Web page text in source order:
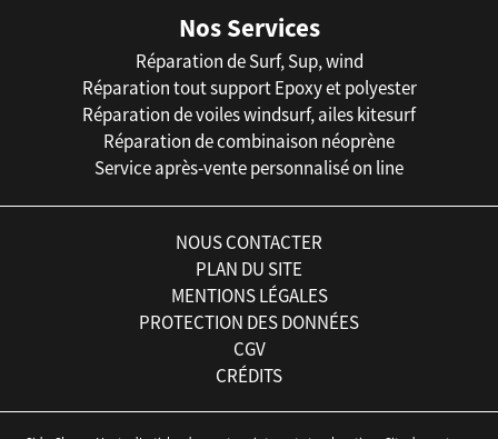
Nos Services
Réparation de Surf, Sup, wind
Réparation tout support Epoxy et polyester
Réparation de voiles windsurf, ailes kitesurf
Réparation de combinaison néoprène
Service après-vente personnalisé on line
NOUS CONTACTER
PLAN DU SITE
MENTIONS LÉGALES
PROTECTION DES DONNÉES
CGV
CRÉDITS